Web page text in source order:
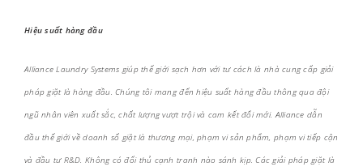
Hiệu suất hàng đầu
Alliance Laundry Systems giúp thế giới sạch hơn với tư cách là nhà cung cấp giải
pháp giặt là hàng đầu. Chúng tôi mang đến hiệu suất hàng đầu thông qua đội
ngũ nhân viên xuất sắc, chất lượng vượt trội và cam kết đổi mới. Alliance dẫn
đầu thế giới về doanh số giặt là thương mại, phạm vi sản phẩm, phạm vi tiếp cận
và đầu tư R&D. Không có đối thủ cạnh tranh nào sánh kịp. Các giải pháp giặt là